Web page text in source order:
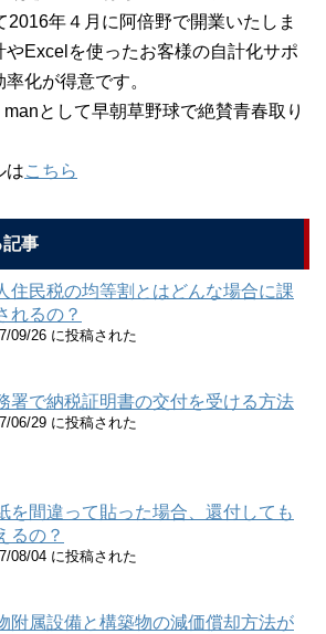
2016年４月に阿倍野で開業いたしま
やExcelを使ったお客様の自計化サポ
化が得意です。
として早朝草野球で絶賛青春取り
はこちら
記事
住民税の均等割とはどんな場合に課
れるの？
09/26 に投稿された
署で納税証明書の交付を受ける方法
06/29 に投稿された
を間違って貼った場合、還付しても
るの？
08/04 に投稿された
附属設備と構築物の減価償却方法が